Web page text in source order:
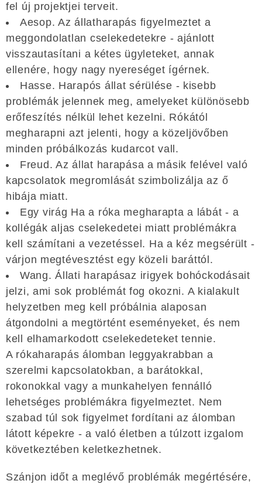
fel új projektjei terveit.
Aesop. Az állatharapás figyelmeztet a
meggondolatlan cselekedetekre - ajánlott
visszautasítani a kétes ügyleteket, annak
ellenére, hogy nagy nyereséget ígérnek.
Hasse. Harapós állat sérülése - kisebb
problémák jelennek meg, amelyeket különösebb
erőfeszítés nélkül lehet kezelni. Rókától
megharapni azt jelenti, hogy a közeljövőben
minden próbálkozás kudarcot vall.
Freud. Az állat harapása a másik felével való
kapcsolatok megromlását szimbolizálja az ő
hibája miatt.
Egy virág Ha a róka megharapta a lábát - a
kollégák aljas cselekedetei miatt problémákra
kell számítani a vezetéssel. Ha a kéz megsérült -
várjon megtévesztést egy közeli baráttól.
Wang. Állati harapásaz irigyek bohóckodásait
jelzi, ami sok problémát fog okozni. A kialakult
helyzetben meg kell próbálnia alaposan
átgondolni a megtörtént eseményeket, és nem
kell elhamarkodott cselekedeteket tennie.
A rókaharapás álomban leggyakrabban a
szerelmi kapcsolatokban, a barátokkal,
rokonokkal vagy a munkahelyen fennálló
lehetséges problémákra figyelmeztet. Nem
szabad túl sok figyelmet fordítani az álomban
látott képekre - a való életben a túlzott izgalom
következtében keletkezhetnek.
Szánjon időt a meglévő problémák megértésére,